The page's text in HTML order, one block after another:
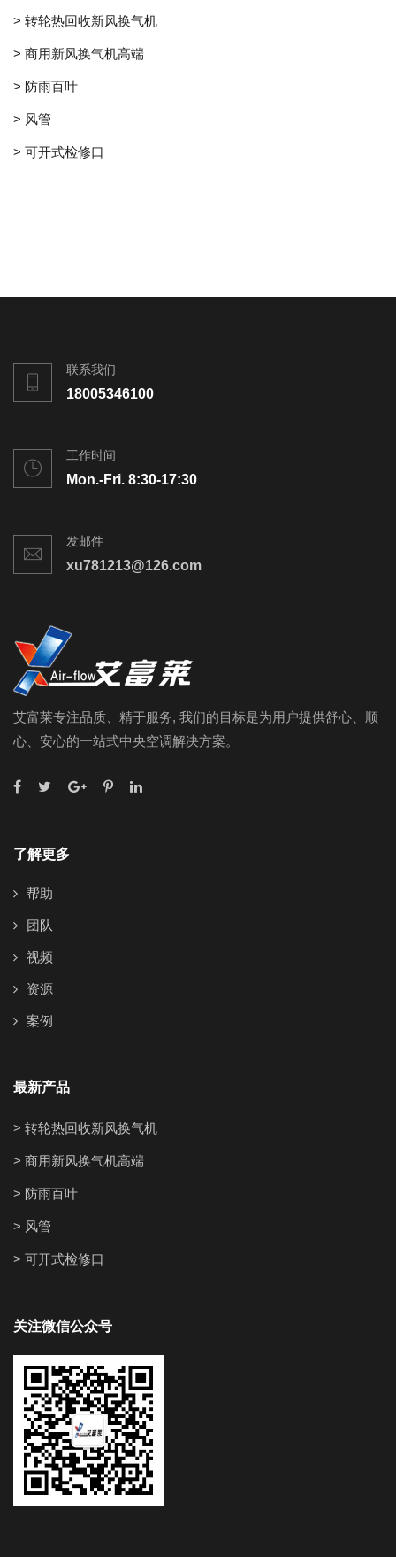
> 转轮热回收新风换气机
> 商用新风换气机高端
> 防雨百叶
> 风管
> 可开式检修口
联系我们
18005346100
工作时间
Mon.-Fri. 8:30-17:30
发邮件
xu781213@126.com
艾富莱专注品质、精于服务, 我们的目标是为用户提供舒心、顺
心、安心的一站式中央空调解决方案。
了解更多
帮助
团队
视频
资源
案例
最新产品
> 转轮热回收新风换气机
> 商用新风换气机高端
> 防雨百叶
> 风管
> 可开式检修口
关注微信公众号